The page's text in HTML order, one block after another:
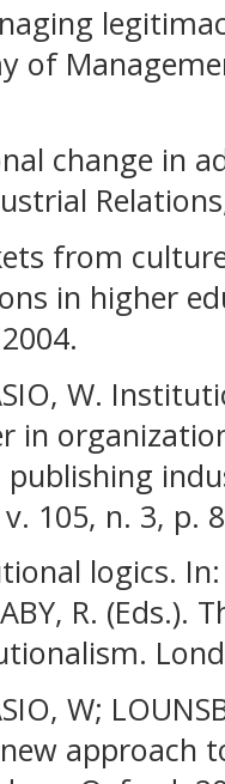
of
change in
from
in higher
W.
in
105, n. 3, p.
logics.
R. (Eds.).
W;
approach